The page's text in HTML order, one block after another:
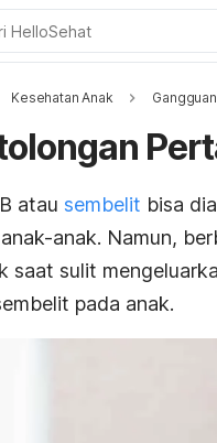
Kesehatan Anak
atau sembelit bisa
anak. Namun,
saat sulit
pada anak.